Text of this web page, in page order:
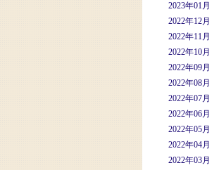
2023年01月
2022年12月
2022年11月
2022年10月
2022年09月
2022年08月
2022年07月
2022年06月
2022年05月
2022年04月
2022年03月